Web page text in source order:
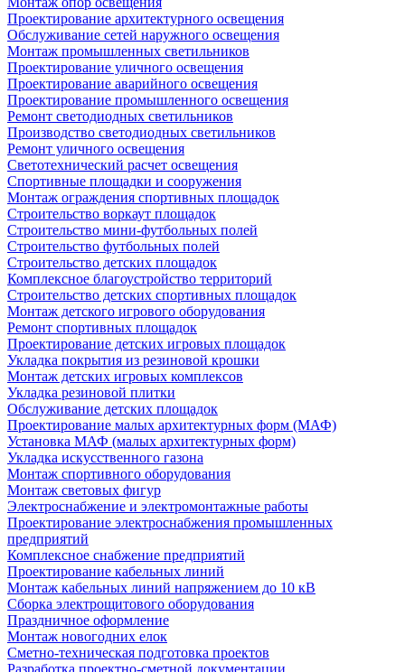
Проектирование архитектурного освещения
Обслуживание сетей наружного освещения
Монтаж промышленных светильников
Проектирование уличного освещения
Проектирование аварийного освещения
Проектирование промышленного освещения
Ремонт светодиодных светильников
Производство светодиодных светильников
Ремонт уличного освещения
Светотехнический расчет освещения
Спортивные площадки и сооружения
Монтаж ограждения спортивных площадок
Строительство воркаут площадок
Строительство мини-футбольных полей
Строительство футбольных полей
Строительство детских площадок
Комплексное благоустройство территорий
Строительство детских спортивных площадок
Монтаж детского игрового оборудования
Ремонт спортивных площадок
Проектирование детских игровых площадок
Укладка покрытия из резиновой крошки
Монтаж детских игровых комплексов
Укладка резиновой плитки
Обслуживание детских площадок
Проектирование малых архитектурных форм (МАФ)
Установка МАФ (малых архитектурных форм)
Укладка искусственного газона
Монтаж спортивного оборудования
Монтаж световых фигур
Электроснабжение и электромонтажные работы
Проектирование электроснабжения промышленных
предприятий
Комплексное снабжение предприятий
Проектирование кабельных линий
Монтаж кабельных линий напряжением до 10 кВ
Сборка электрощитового оборудования
Праздничное оформление
Монтаж новогодних елок
Сметно-техническая подготовка проектов
Разработка проектно-сметной документации